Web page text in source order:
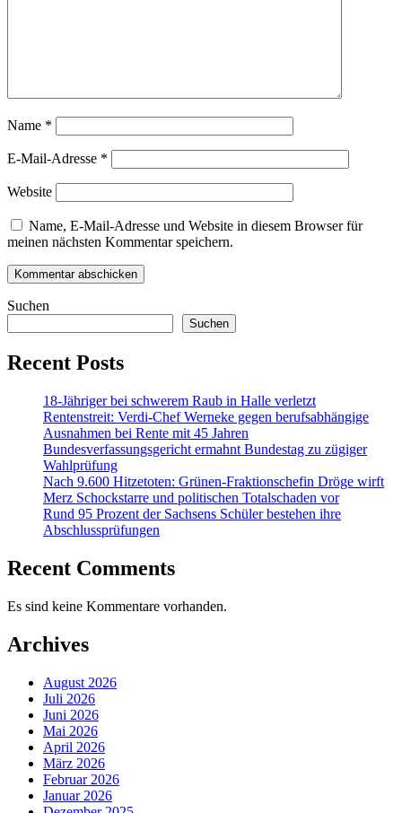
Name *
E-Mail-Adresse *
Website
Name, E-Mail-Adresse und Website in diesem Browser für
meinen nächsten Kommentar speichern.
Suchen
Suchen
Recent Posts
18-Jähriger bei schwerem Raub in Halle verletzt
Rentenstreit: Verdi-Chef Werneke gegen berufsabhängige
Ausnahmen bei Rente mit 45 Jahren
Bundesverfassungsgericht ermahnt Bundestag zu zügiger
Wahlprüfung
Nach 9.600 Hitzetoten: Grünen-Fraktionschefin Dröge wirft
Merz Schockstarre und politischen Totalschaden vor
Rund 95 Prozent der Sachsens Schüler bestehen ihre
Abschlussprüfungen
Recent Comments
Es sind keine Kommentare vorhanden.
Archives
August 2026
Juli 2026
Juni 2026
Mai 2026
April 2026
März 2026
Februar 2026
Januar 2026